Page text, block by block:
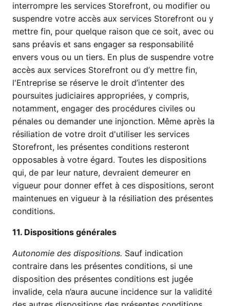
interrompre les services Storefront, ou modifier ou
suspendre votre accès aux services Storefront ou y
mettre fin, pour quelque raison que ce soit, avec ou
sans préavis et sans engager sa responsabilité
envers vous ou un tiers. En plus de suspendre votre
accès aux services Storefront ou d’y mettre fin,
l'Entreprise se réserve le droit d’intenter des
poursuites judiciaires appropriées, y compris,
notamment, engager des procédures civiles ou
pénales ou demander une injonction. Même après la
résiliation de votre droit d'utiliser les services
Storefront, les présentes conditions resteront
opposables à votre égard. Toutes les dispositions
qui, de par leur nature, devraient demeurer en
vigueur pour donner effet à ces dispositions, seront
maintenues en vigueur à la résiliation des présentes
conditions.
11. Dispositions générales
Autonomie des dispositions. Sauf indication
contraire dans les présentes conditions, si une
disposition des présentes conditions est jugée
invalide, cela n’aura aucune incidence sur la validité